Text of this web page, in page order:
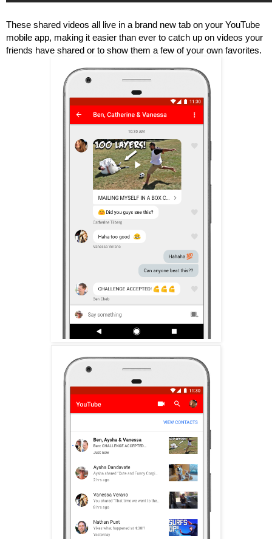
These shared videos all live in a brand new tab on your YouTube
mobile app, making it easier than ever to catch up on videos your
friends have shared or to show them a few of your own favorites.